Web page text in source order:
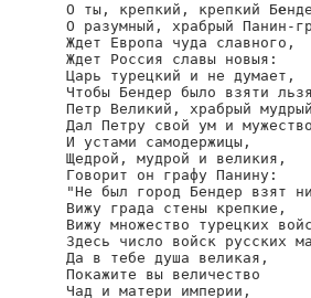
О ты, крепкий, крепкий Бе
О разумный, храбрый Панин-
Ждет Европа чуда славного,
Ждет Россия славы новыя:
Царь турецкий и не думает,
Чтобы Бендер было взяти
Петр Великий, храбрый
Дал Петру свой ум и
И устами самодержицы,
Щедрой, мудрой и великия,
Говорит он графу Панину:
"Не был город Бендер взят
Вижу града стены крепкие,
Вижу множество турецких
Здесь число войск русских
Да в тебе душа великая,
Покажите вы величество
Чад и матери империи,